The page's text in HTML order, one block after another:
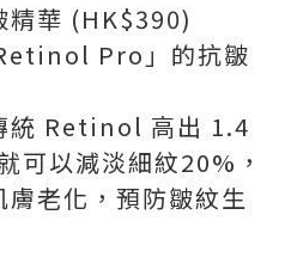
精華 (HK$390)
Pro」的抗皺
統 Retinol 高出 1.4
可以減淡細紋20%，
老化，預防皺紋生